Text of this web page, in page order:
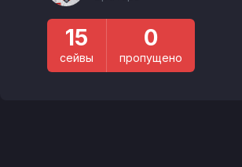
15
сейвы
0
пропущено